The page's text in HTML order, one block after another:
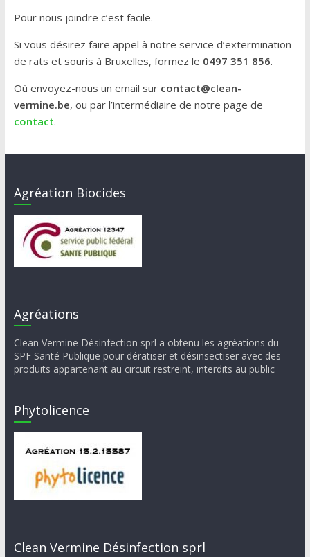
Pour nous joindre c’est facile.
Si vous désirez faire appel à notre service d’extermination
de rats et souris à Bruxelles, formez le 0497 351 856.
Où envoyez-nous un email sur contact@clean-
vermine.be, ou par l’intermédiaire de notre page de
contact.
Agréation Biocides
Agréations
Clean Vermine Désinfection sprl a obtenu les agréations du
SPF Santé Publique pour dératiser et désinsectiser avec des
produits appartenant au circuit restreint, interdits au public
Phytolicence
Clean Vermine Désinfection sprl